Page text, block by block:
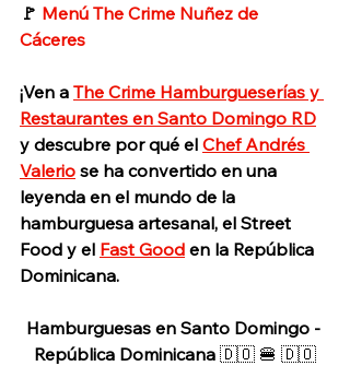
🚩 Menú The Crime Nuñez de
Cáceres
¡Ven a The Crime Hamburgueserías y
Restaurantes en Santo Domingo RD
y descubre por qué el Chef Andrés
Valerio se ha convertido en una
leyenda en el mundo de la
hamburguesa artesanal, el Street
Food y el Fast Good en la República
Dominicana.
Hamburguesas en Santo Domingo -
República Dominicana 🇩🇴 🍔 🇩🇴